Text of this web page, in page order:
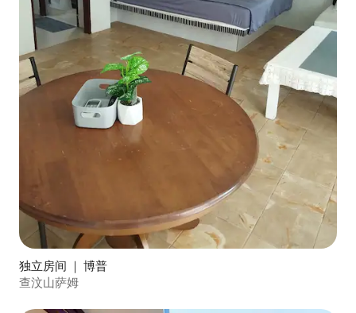
独立房间 ｜ 博普
查汶山萨姆